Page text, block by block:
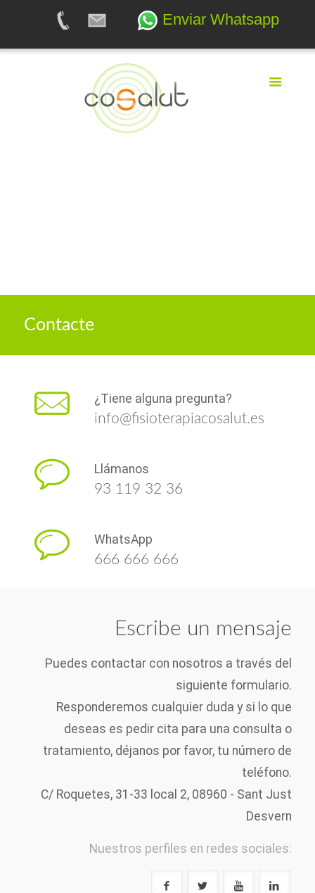
Enviar Whatsapp
Contacte
¿Tiene alguna pregunta?
info@fisioterapiacosalut.es
Llámanos
93 119 32 36
WhatsApp
666 666 666
Escribe un mensaje
Puedes contactar con nosotros a través del
siguiente formulario.
Responderemos cualquier duda y si lo que
deseas es pedir cita para una consulta o
tratamiento, déjanos por favor, tu número de
teléfono.
C/ Roquetes, 31-33 local 2, 08960 - Sant Just
Desvern
Nuestros perfiles en redes sociales: